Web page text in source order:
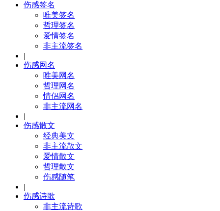
伤感签名
唯美签名
哲理签名
爱情签名
非主流签名
|
伤感网名
唯美网名
哲理网名
情侣网名
非主流网名
|
伤感散文
经典美文
非主流散文
爱情散文
哲理散文
伤感随笔
|
伤感诗歌
非主流诗歌